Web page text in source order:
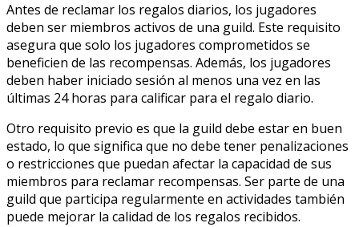
Antes de reclamar los regalos diarios, los jugadores
deben ser miembros activos de una guild. Este requisito
asegura que solo los jugadores comprometidos se
beneficien de las recompensas. Además, los jugadores
deben haber iniciado sesión al menos una vez en las
últimas 24 horas para calificar para el regalo diario.
Otro requisito previo es que la guild debe estar en buen
estado, lo que significa que no debe tener penalizaciones
o restricciones que puedan afectar la capacidad de sus
miembros para reclamar recompensas. Ser parte de una
guild que participa regularmente en actividades también
puede mejorar la calidad de los regalos recibidos.